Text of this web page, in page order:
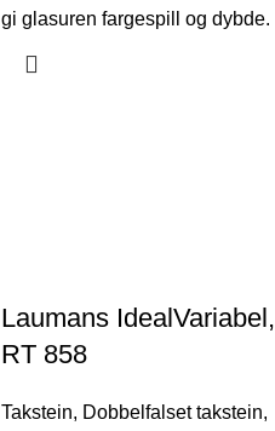
gi glasuren fargespill og dybde.
Laumans IdealVariabel,
RT 858
Takstein, Dobbelfalset takstein,